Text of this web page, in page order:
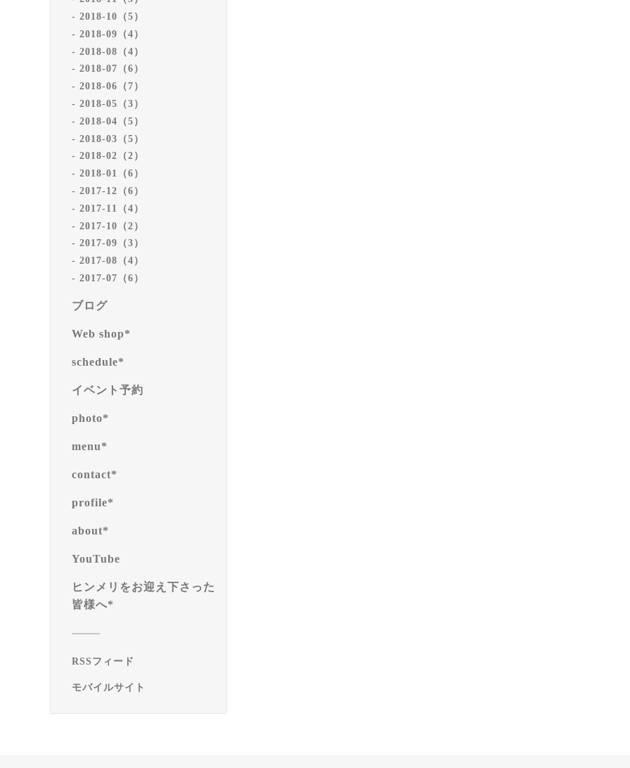
2018-10（5）
2018-09（4）
2018-08（4）
2018-07（6）
2018-06（7）
2018-05（3）
2018-04（5）
2018-03（5）
2018-02（2）
2018-01（6）
2017-12（6）
2017-11（4）
2017-10（2）
2017-09（3）
2017-08（4）
2017-07（6）
ブログ
Web shop*
schedule*
イベント予約
photo*
menu*
contact*
profile*
about*
YouTube
ヒンメリをお迎え下さった
皆様へ*
RSSフィード
モバイルサイト